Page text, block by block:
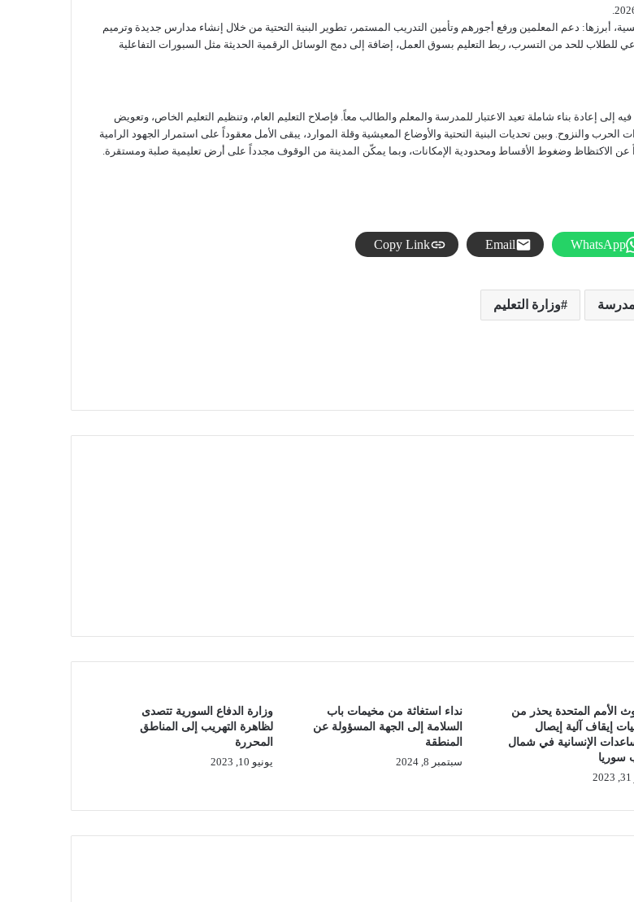
أبرزها: دعم المعلمين ورفع أجورهم وتأمين التدريب المستمر، تطوير البنية التحتية من خلال إنشاء مدارس جديدة وترميم
للطلاب للحد من التسرب، ربط التعليم بسوق العمل، إضافة إلى دمج الوسائل الرقمية الحديثة مثل السبورات التفاعلية
إعادة بناء شاملة تعيد الاعتبار للمدرسة والمعلم والطالب معاً. فإصلاح التعليم العام، وتنظيم التعليم الخاص، وتعويض
والنزوح. وبين تحديات البنية التحتية والأوضاع المعيشية وقلة الموارد، يبقى الأمل معقوداً على استمرار الجهود الرامية
عن الاكتظاظ وضغوط الأقساط ومحدودية الإمكانات، وبما يمكّن المدينة من الوقوف مجدداً على أرض تعليمية صلبة ومستقرة.
WhatsApp
Email
Copy Link
مدرسة وزارة التعليم
الأمم المتحدة يحذر من
إيقاف آلية إيصال
الإنسانية في شمال
سوريا
نداء استغاثة من مخيمات باب
السلامة إلى الجهة المسؤولة عن
المنطقة
سبتمبر 8, 2024
وزارة الدفاع السورية تتصدى
لظاهرة التهريب إلى المناطق
المحررة
يونيو 10, 2023